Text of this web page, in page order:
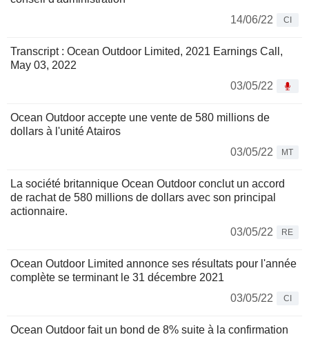
14/06/22
CI
Transcript : Ocean Outdoor Limited, 2021 Earnings Call,
May 03, 2022
03/05/22
Ocean Outdoor accepte une vente de 580 millions de
dollars à l'unité Atairos
03/05/22
MT
La société britannique Ocean Outdoor conclut un accord
de rachat de 580 millions de dollars avec son principal
actionnaire.
03/05/22
RE
Ocean Outdoor Limited annonce ses résultats pour l'année
complète se terminant le 31 décembre 2021
03/05/22
CI
Ocean Outdoor fait un bond de 8% suite à la confirmation